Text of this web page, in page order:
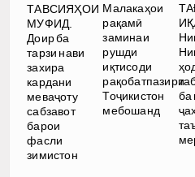
ТАВСИЯҲОИ
МУФИД.
Доир ба
тарзи нави
захира
кардани
меваҷоту
сабзавот
барои
фасли
зимистон
Малакаҳои
рақамӣ
заминаи
рушди
иқтисоди
рақобатпазири
Тоҷикистон
мебошанд
ба